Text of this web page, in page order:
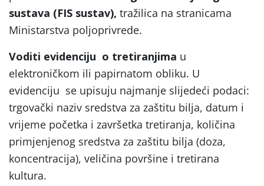
sustava (FIS sustav), tražilica na stranicama
Ministarstva poljoprivrede.
Voditi evidenciju o tretiranjima u
elektroničkom ili papirnatom obliku. U
evidenciju se upisuju najmanje slijedeći podaci:
trgovački naziv sredstva za zaštitu bilja, datum i
vrijeme početka i završetka tretiranja, količina
primjenjenog sredstva za zaštitu bilja (doza,
koncentracija), veličina površine i tretirana
kultura.